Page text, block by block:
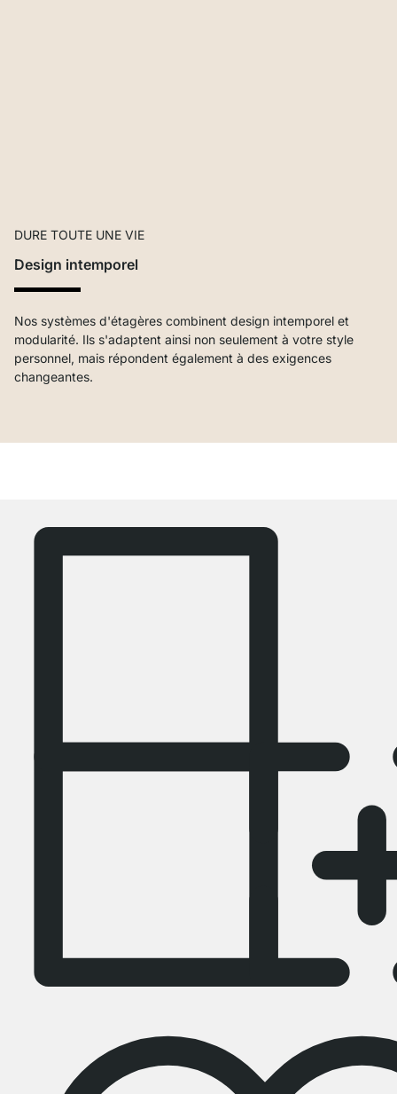
DURE TOUTE UNE VIE
Design intemporel
Nos systèmes d'étagères combinent design intemporel et
modularité. Ils s'adaptent ainsi non seulement à votre style
personnel, mais répondent également à des exigences
changeantes.